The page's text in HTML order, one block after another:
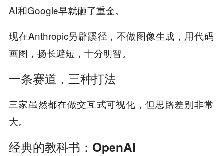
AI和Google早就砸了重金。
现在Anthropic另辟蹊径，不做图像生成，用代码
画图，扬长避短，十分明智。
一条赛道，三种打法
三家虽然都在做交互式可视化，但思路差别非常
大。
经典的教科书：OpenAI